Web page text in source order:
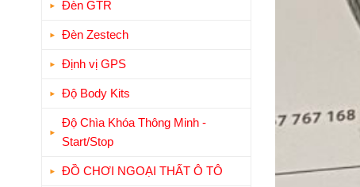
Đèn GTR
Đèn Zestech
Định vị GPS
Độ Body Kits
Độ Chìa Khóa Thông Minh -
Start/Stop
ĐỒ CHƠI NGOẠI THẤT Ô TÔ